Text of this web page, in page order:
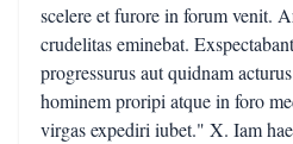
scelere et furore in forum venit.
crudelitas eminebat.
progressurus aut quidnam
hominem proripi atque in foro
virgas expediri iubet." X. Iam